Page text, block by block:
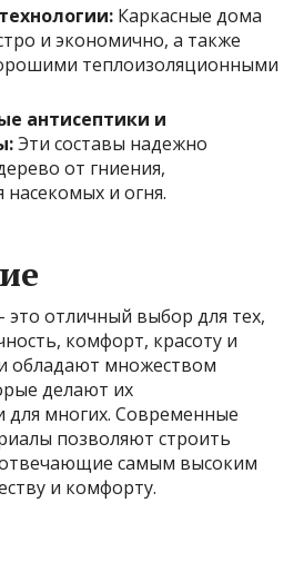
Каркасные дома
и экономично, а также
теплоизоляционными
антисептики и
Эти составы надежно
от гниения,
насекомых и огня.
отличный выбор для тех,
комфорт, красоту и
обладают множеством
делают их
для многих. Современные
позволяют строить
самым высоким
и комфорту.